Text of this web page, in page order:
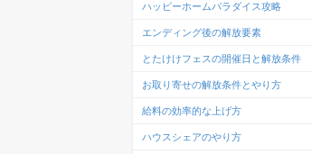
ハッピーホームパラダイス攻略
エンディング後の解放要素
とたけけフェスの開催日と解放条件
お取り寄せの解放条件とやり方
給料の効率的な上げ方
ハウスシェアのやり方